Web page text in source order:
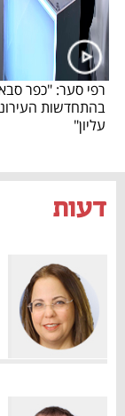
רפי סער: "כפר
בהתחדשות
עליון"
דעות